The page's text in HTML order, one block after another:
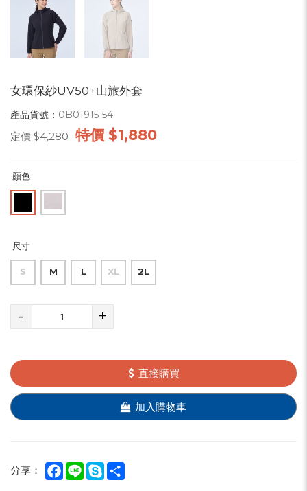
女環保紗UV50+山旅外套
產品貨號： 0B01915-54
定價 $4,280 特價 $1,880
顏色
尺寸
S M L XL 2L
- +
直接購買
加入購物車
分享： Facebook
Line Skype